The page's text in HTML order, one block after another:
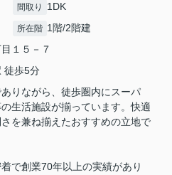
間取り 1DK
所在階 1階/2階建
目１５－７
徒歩5分
りながら、徒歩圏内にスーパ
生活施設が揃っています。快適
を兼ね揃えたおすすめの立地で
で創業70年以上の実績があり